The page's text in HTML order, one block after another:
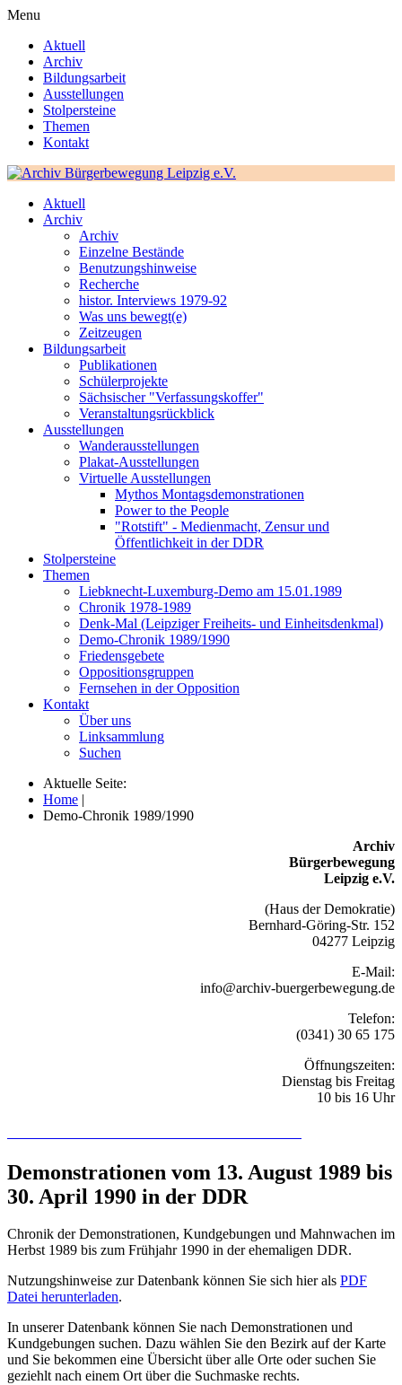
Menu
Aktuell
Archiv
Bildungsarbeit
Ausstellungen
Stolpersteine
Themen
Kontakt
Aktuell
Archiv
Archiv
Einzelne Bestände
Benutzungshinweise
Recherche
histor. Interviews 1979-92
Was uns bewegt(e)
Zeitzeugen
Bildungsarbeit
Publikationen
Schülerprojekte
Sächsischer "Verfassungskoffer"
Veranstaltungsrückblick
Ausstellungen
Wanderausstellungen
Plakat-Ausstellungen
Virtuelle Ausstellungen
Mythos Montagsdemonstrationen
Power to the People
"Rotstift" - Medienmacht, Zensur und
Öffentlichkeit in der DDR
Stolpersteine
Themen
Liebknecht-Luxemburg-Demo am 15.01.1989
Chronik 1978-1989
Denk-Mal (Leipziger Freiheits- und Einheitsdenkmal)
Demo-Chronik 1989/1990
Friedensgebete
Oppositionsgruppen
Fernsehen in der Opposition
Kontakt
Über uns
Linksammlung
Suchen
Aktuelle Seite:
Home |
Demo-Chronik 1989/1990
Archiv
Bürgerbewegung
Leipzig e.V.
(Haus der Demokratie)
Bernhard-Göring-Str. 152
04277 Leipzig
E-Mail:
info@archiv-buergerbewegung.de
Telefon:
(0341) 30 65 175
Öffnungszeiten:
Dienstag bis Freitag
10 bis 16 Uhr
Demonstrationen vom 13. August 1989 bis
30. April 1990 in der DDR
Chronik der Demonstrationen, Kundgebungen und Mahnwachen im
Herbst 1989 bis zum Frühjahr 1990 in der ehemaligen DDR.
Nutzungshinweise zur Datenbank können Sie sich hier als PDF
Datei herunterladen.
In unserer Datenbank können Sie nach Demonstrationen und
Kundgebungen suchen. Dazu wählen Sie den Bezirk auf der Karte
und Sie bekommen eine Übersicht über alle Orte oder suchen Sie
geziehlt nach einem Ort über die Suchmaske rechts.